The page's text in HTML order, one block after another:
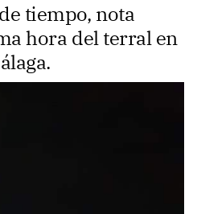
tiempo, nota
hora del terral en